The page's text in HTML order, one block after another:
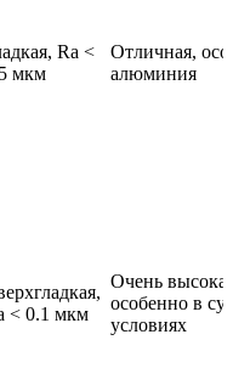
Ra <
мкм
Отличная,
алюминия
< 0.1 мкм
Очень
особенно в
условиях